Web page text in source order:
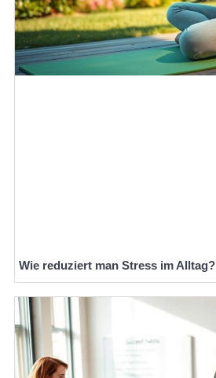
Wie reduziert man Stress im Alltag?